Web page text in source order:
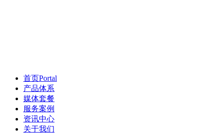
首页Portal
产品体系
媒体套餐
服务案例
资讯中心
关于我们